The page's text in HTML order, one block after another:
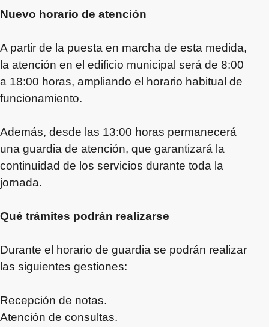
Nuevo horario de atención
A partir de la puesta en marcha de esta medida,
la atención en el edificio municipal será de 8:00
a 18:00 horas, ampliando el horario habitual de
funcionamiento.
Además, desde las 13:00 horas permanecerá
una guardia de atención, que garantizará la
continuidad de los servicios durante toda la
jornada.
Qué trámites podrán realizarse
Durante el horario de guardia se podrán realizar
las siguientes gestiones:
Recepción de notas.
Atención de consultas.